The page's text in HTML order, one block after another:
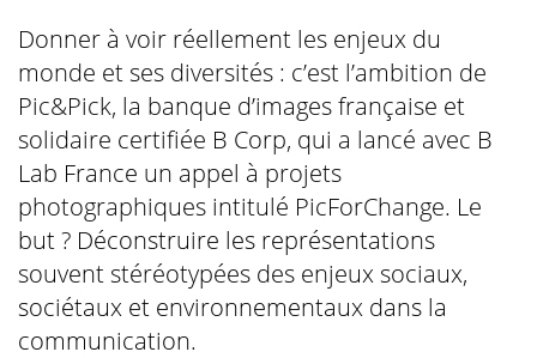
Donner à voir réellement les enjeux du
monde et ses diversités : c’est l’ambition de
Pic&Pick, la banque d’images française et
solidaire certifiée B Corp, qui a lancé avec B
Lab France un appel à projets
photographiques intitulé PicForChange. Le
but ? Déconstruire les représentations
souvent stéréotypées des enjeux sociaux,
sociétaux et environnementaux dans la
communication.